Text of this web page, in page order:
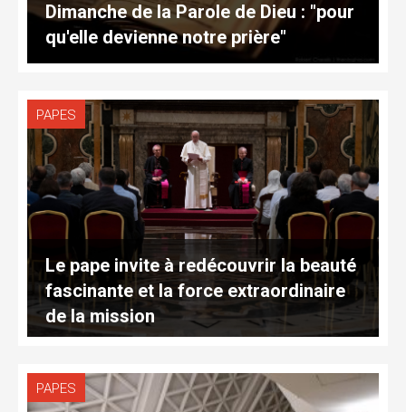
Dimanche de la Parole de Dieu : "pour
qu'elle devienne notre prière"
PAPES
Le pape invite à redécouvrir la beauté
fascinante et la force extraordinaire
de la mission
PAPES